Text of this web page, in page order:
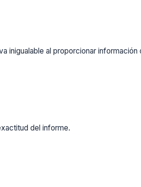
inigualable al proporcionar
del informe.